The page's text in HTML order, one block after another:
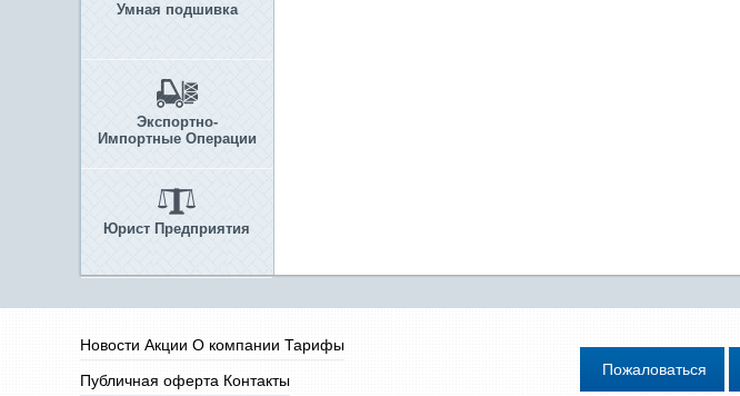
Умная подшивка
Экспортно-
Импортные Операции
Юрист Предприятия
Новости Акции О компании Тарифы
Публичная оферта Контакты